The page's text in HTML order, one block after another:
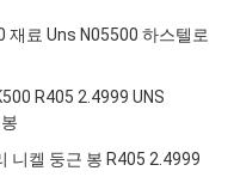
재료 Uns N05500 하스텔로
R405 2.4999 UNS
니켈 둥근 봉 R405 2.4999